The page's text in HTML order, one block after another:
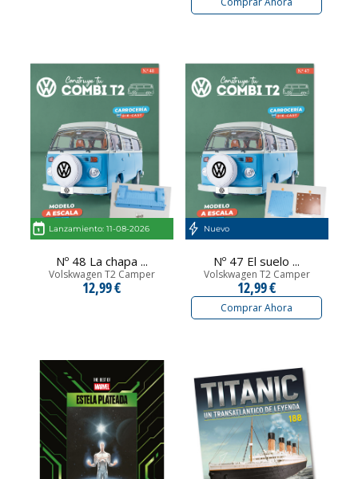
Lanzamiento: 11-08-2026
Nº 48 La chapa ...
Volskwagen T2 Camper
12,99 €
Nuevo
Nº 47 El suelo ...
Volskwagen T2 Camper
12,99 €
Comprar Ahora